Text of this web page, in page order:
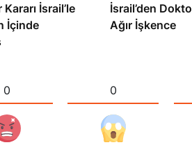
Kararı İsrail’le
İçinde
İsrail’den
Ağır İşkence
0 0